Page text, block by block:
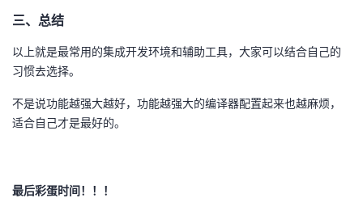
三、总结
以上就是最常用的集成开发环境和辅助工具，大家可以结合自己的
习惯去选择。
不是说功能越强大越好，功能越强大的编译器配置起来也越麻烦，
适合自己才是最好的。
最后彩蛋时间！！！